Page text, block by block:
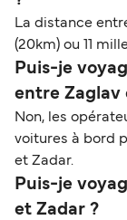
La distance
(20km) ou 11
Puis-je
entre Zaglav
Non, les
voitures à bord
et Zadar.
Puis-je
et Zadar ?